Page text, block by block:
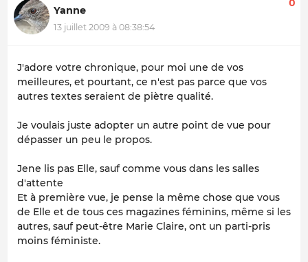
Yanne
13 juillet 2009 à 08:38:54
0
J'adore votre chronique, pour moi une de vos
meilleures, et pourtant, ce n'est pas parce que vos
autres textes seraient de piètre qualité.
Je voulais juste adopter un autre point de vue pour
dépasser un peu le propos.
Jene lis pas Elle, sauf comme vous dans les salles
d'attente
Et à première vue, je pense la même chose que vous
de Elle et de tous ces magazines féminins, même si les
autres, sauf peut-être Marie Claire, ont un parti-pris
moins féministe.